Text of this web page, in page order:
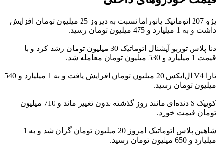
پژو 207 اتوماتیک پانوراما نسبت به دیروز 25 میلیون تومان افزایش
داشت و به 1 میلیارد و 475 میلیون تومان رسید.
دنا پلاس توربو آپشنال اتوماتیک 30 میلیون تومان رشد کرد و با
قیمت 1 میلیارد و 530 میلیون تومان معامله شد.
تارا V4 ال‌ایکس 20 میلیون تومان افزایش یافت و به 1 میلیارد و 540
میلیون تومان رسید.
کوییک S دنده‌ای مانند روز گذشته بدون تغییر ماند و 710 میلیون
تومان قیمت خورد.
شاهین پلاس اتوماتیک امروز 20 میلیون تومان گران شد و به 1
میلیارد و 650 میلیون تومان رسید.